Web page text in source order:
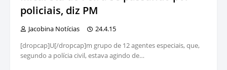
policiais, diz PM
Jacobina Notícias
24.4.15
[dropcap]U[/dropcap]m grupo de 12 agentes especiais, que,
segundo a polícia civil, estava agindo de…